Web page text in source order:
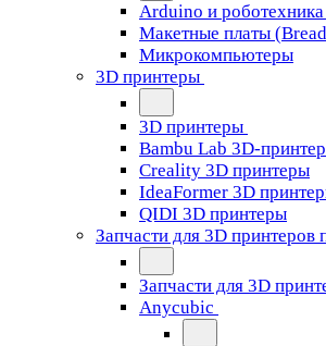
Arduino и роботехника
Макетные платы
Микрокомпьютеры
3D принтеры
3D принтеры
Bambu Lab 3D-
Creality 3D принтеры
IdeaFormer 3D
QIDI 3D принтеры
Запчасти для 3D принтеров
Запчасти для 3D
Anycubic